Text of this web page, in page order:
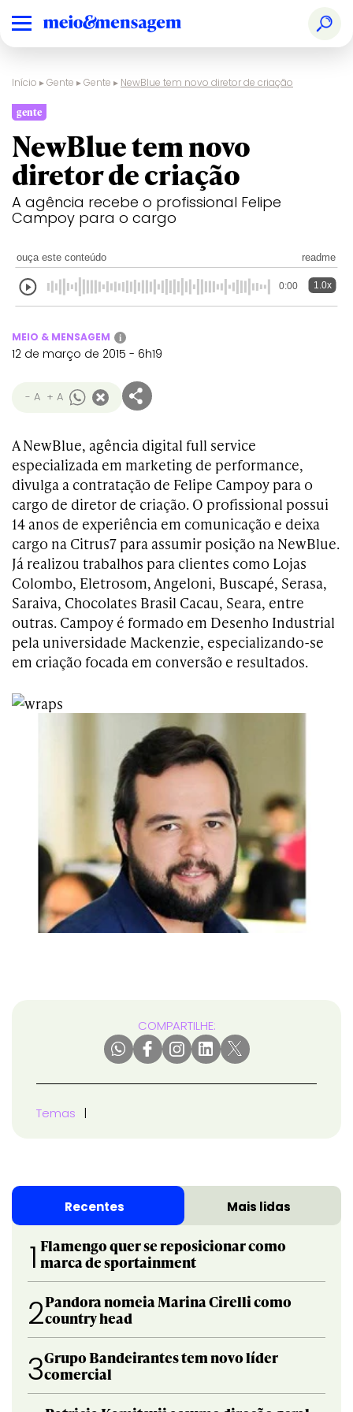
Início ▸Gente ▸Gente ▸ NewBlue tem novo diretor de criação
gente
NewBlue tem novo
diretor de criação
A agência recebe o profissional Felipe
Campoy para o cargo
ouça este conteúdo readme
0:00 1.0x
MEIO & MENSAGEM i
12 de março de 2015 - 6h19
- A + A
A NewBlue, agência digital full service
especializada em marketing de performance,
divulga a contratação de Felipe Campoy para o
cargo de diretor de criação. O profissional possui
14 anos de experiência em comunicação e deixa
cargo na Citrus7 para assumir posição na NewBlue.
Já realizou trabalhos para clientes como Lojas
Colombo, Eletrosom, Angeloni, Buscapé, Serasa,
Saraiva, Chocolates Brasil Cacau, Seara, entre
outras. Campoy é formado em Desenho Industrial
pela universidade Mackenzie, especializando-se
em criação focada em conversão e resultados.
COMPARTILHE:
Temas
Recentes Mais lidas
1 Flamengo quer se reposicionar como
marca de sportainment
2Pandora nomeia Marina Cirelli como
country head
3Grupo Bandeirantes tem novo líder
comercial